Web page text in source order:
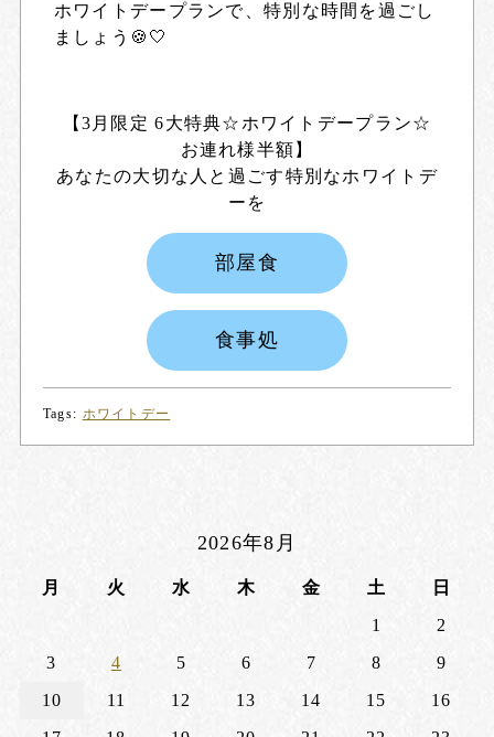
ホワイトデープランで、特別な時間を過ごし
ましょう🍪🤍
【3月限定 6大特典☆ホワイトデープラン☆
お連れ様半額】
あなたの大切な人と過ごす特別なホワイトデ
ーを
部屋食
食事処
Tags: ホワイトデー
2026年8月
月 火 水 木 金 土
日
1
2
3
4 5 6 7 8
9
10
11 12 13 14 15
16